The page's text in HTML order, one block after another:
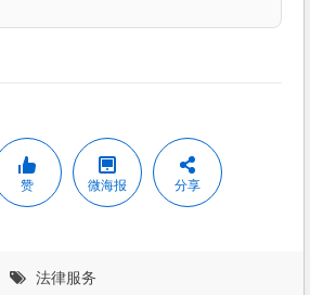
赞 微海报 分享
法律服务